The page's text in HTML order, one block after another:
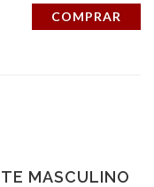
COMPRAR
MASCULINO